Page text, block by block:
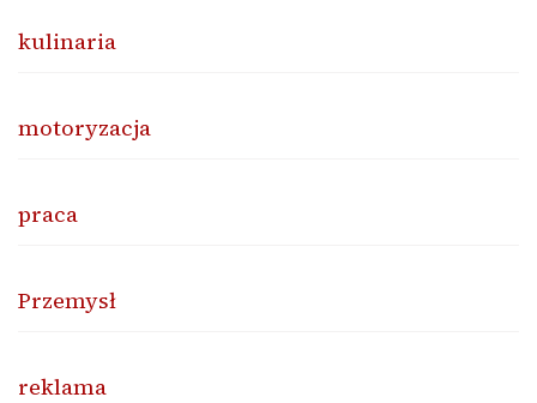
kulinaria
motoryzacja
praca
Przemysł
reklama